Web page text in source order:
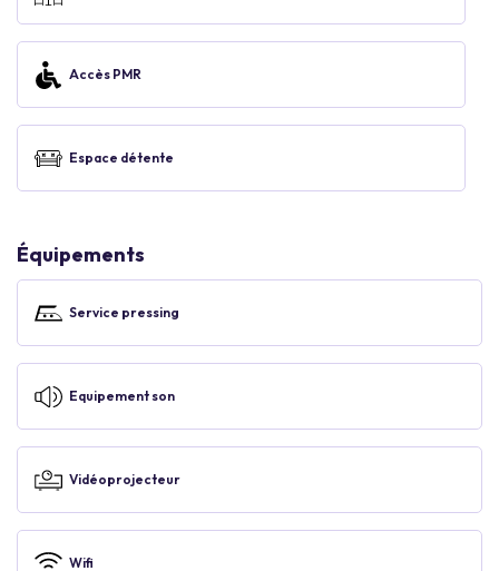
Accès PMR
Espace détente
Équipements
Service pressing
Equipement son
Vidéoprojecteur
Wifi